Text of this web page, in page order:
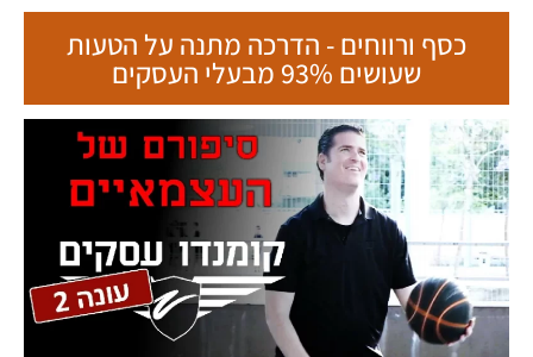
כסף ורווחים - הדרכה מתנה על הטעות
שעושים 93% מבעלי העסקים